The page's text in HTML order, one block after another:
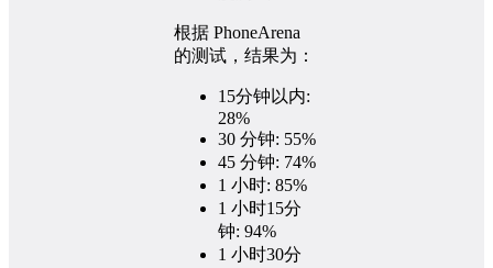
根据 PhoneArena
的测试，结果为：
15分钟以内:
28%
30 分钟: 55%
45 分钟: 74%
1 小时: 85%
1 小时15分
钟: 94%
1 小时30分